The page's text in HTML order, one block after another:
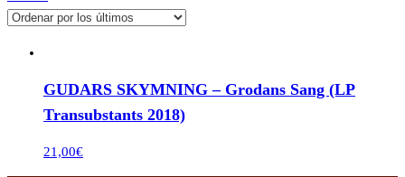
GUDARS SKYMNING – Grodans Sang (LP
Transubstants 2018)
21,00€